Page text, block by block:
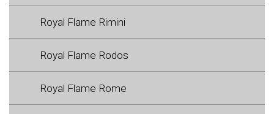
Royal Flame Rimini
Royal Flame Rodos
Royal Flame Rome